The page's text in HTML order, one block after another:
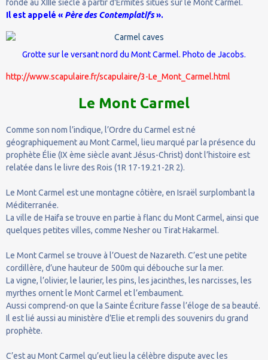
fondé au XIIIe siècle à partir d'Ermites situés sur le Mont Carmel.
Il est appelé « Père des Contemplatifs».
Grotte sur le versant nord du Mont Carmel. Photo de Jacobs.
http://www.scapulaire.fr/scapulaire/3-Le_Mont_Carmel.html
Le Mont Carmel
Comme son nom l’indique, l’Ordre du Carmel est né
géographiquement au Mont Carmel, lieu marqué par la présence du
prophète Élie (IX ème siècle avant Jésus-Christ) dont l’histoire est
relatée dans le livre des Rois (1R 17-19.21-2R 2).
Le Mont Carmel est une montagne côtière, en Israël surplombant la
Méditerranée.
La ville de Haifa se trouve en partie à flanc du Mont Carmel, ainsi que
quelques petites villes, comme Nesher ou Tirat Hakarmel.
Le Mont Carmel se trouve à l’Ouest de Nazareth. C’est une petite
cordillère, d’une hauteur de 500m qui débouche sur la mer.
La vigne, l’olivier, le laurier, les pins, les jacinthes, les narcisses, les
myrthes ornent le Mont Carmel et l’embaument.
Aussi comprend-on que la Sainte Écriture fasse l’éloge de sa beauté.
Il est lié aussi au ministère d’Elie et rempli des souvenirs du grand
prophète.
C’est au Mont Carmel qu’eut lieu la célèbre dispute avec les